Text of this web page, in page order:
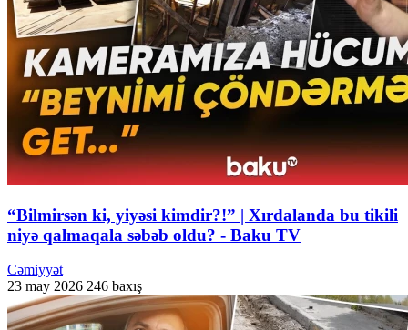
“Bilmirsən ki, yiyəsi kimdir?!” | Xırdalanda bu tikili
niyə qalmaqala səbəb oldu? - Baku TV
Cəmiyyət
23 may 2026 246 baxış